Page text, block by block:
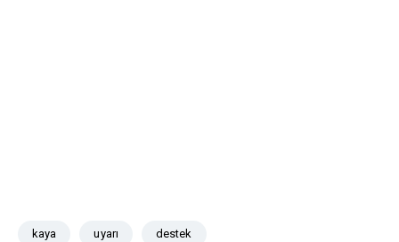
kaya uyarı destek